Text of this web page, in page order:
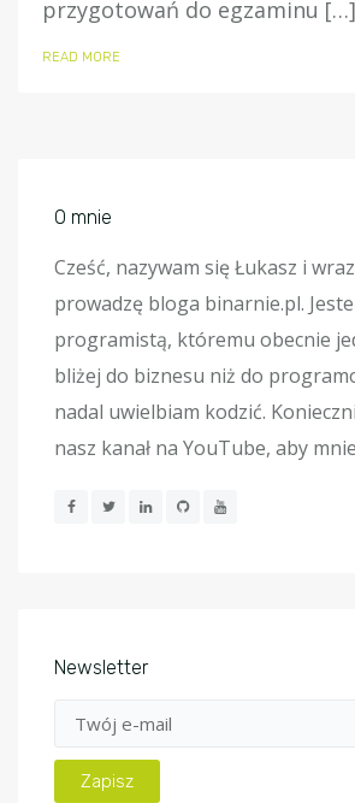
przygotowań do egzaminu […]
READ MORE
O mnie
Cześć, nazywam się Łukasz i
prowadzę bloga binarnie.pl.
programistą, któremu obecnie
bliżej do biznesu niż do
nadal uwielbiam kodzić.
nasz kanał na YouTube, aby
Newsletter